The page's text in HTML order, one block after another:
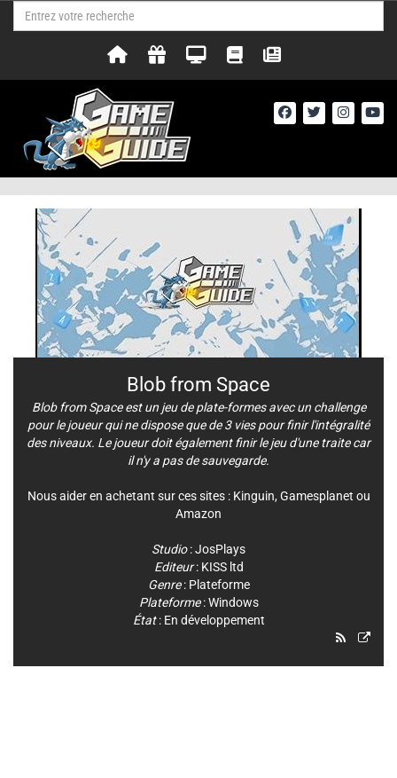
Blob from Space
Blob from Space est un jeu de plate-formes avec un challenge
pour le joueur qui ne dispose que de 3 vies pour finir l'intégralité
des niveaux. Le joueur doit également finir le jeu d'une traite car
il n'y a pas de sauvegarde.
Nous aider en achetant sur ces sites : Kinguin, Gamesplanet ou
Amazon
Studio:JosPlays
Editeur: KISS ltd
Genre: Plateforme
Plateforme:Windows
État: En développement